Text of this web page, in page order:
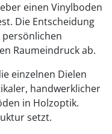
einen Vinylboden
Die Entscheidung
Raumeindruck ab.
einzelnen Dielen
handwerklicher
in Holzoptik.
setzt.